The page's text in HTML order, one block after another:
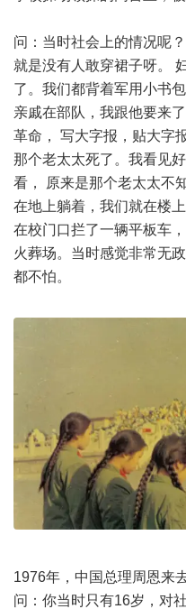
问：当时社会上的情况呢？
就是没有人敢穿裙子呀。
了。我们都背着军用小书
亲戚在部队，我跟他要来
革命， 写大字报，贴大字
那个老太太死了。我看见
看， 原来是那个老太太不
在地上躺着，我们就在楼
在校门口拦了一辆平板车
火葬场。当时感觉非常无
都不怕。
1976年，中国总理周恩来
问：你当时只有16岁，对